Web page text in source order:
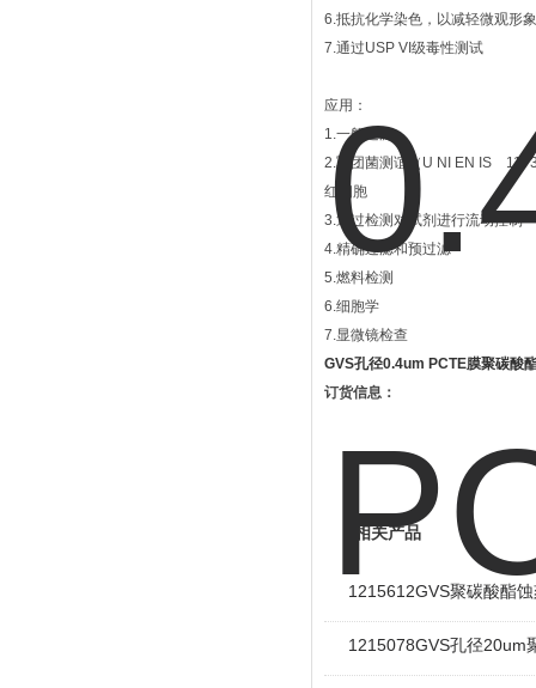
6.抵抗化学染色，以减轻微观形
7.通过USP VI级毒性测试
应用：
1.一般过滤
2.军团菌测谊（U NI EN IS
红细胞
3.通过检测对试剂进行流动控制
4.精确过滤和预过滤
5.燃料检测
6.细胞学
7.显微镜检查
GVS孔径0.4um PCTE膜聚碳酸
订货信息：
相关产品
1215612GVS聚碳酸酯
1215078GVS孔径20um